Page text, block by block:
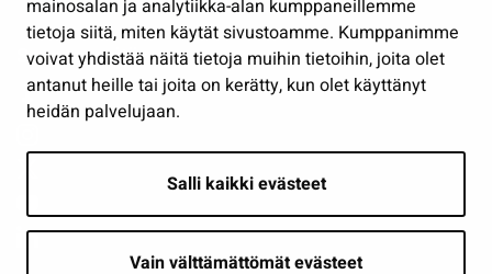
mainosalan ja analytiikka-alan kumppaneillemme
tietoja siitä, miten käytät sivustoamme. Kumppanimme
voivat yhdistää näitä tietoja muihin tietoihin, joita olet
antanut heille tai joita on kerätty, kun olet käyttänyt
heidän palvelujaan.
Salli kaikki evästeet
Vain välttämättömät evästeet
Seuraa meitä